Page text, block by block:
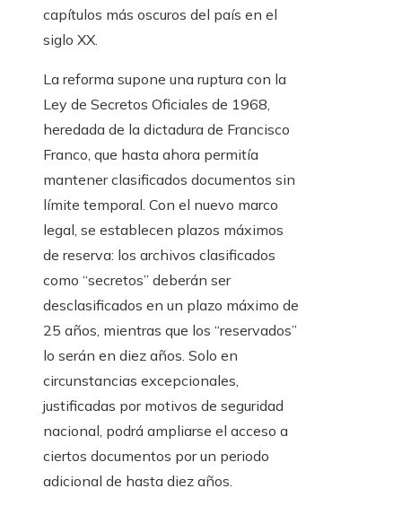
capítulos más oscuros del país en el
siglo XX.
La reforma supone una ruptura con la
Ley de Secretos Oficiales de 1968,
heredada de la dictadura de Francisco
Franco, que hasta ahora permitía
mantener clasificados documentos sin
límite temporal. Con el nuevo marco
legal, se establecen plazos máximos
de reserva: los archivos clasificados
como “secretos” deberán ser
desclasificados en un plazo máximo de
25 años, mientras que los “reservados”
lo serán en diez años. Solo en
circunstancias excepcionales,
justificadas por motivos de seguridad
nacional, podrá ampliarse el acceso a
ciertos documentos por un periodo
adicional de hasta diez años.